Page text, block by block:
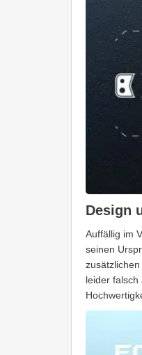
Design
Auffällig im
seinen
leider falsch